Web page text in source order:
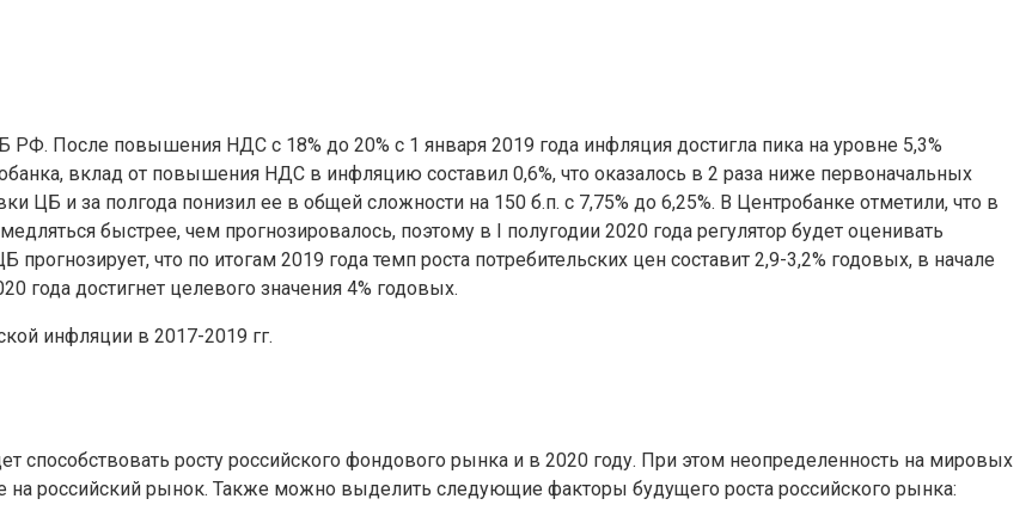
После повышения НДС с 18% до 20% с 1 января 2019 года инфляция достигла пика на уровне 5,3%
вклад от повышения НДС в инфляцию составил 0,6%, что оказалось в 2 раза ниже первоначальных
ЦБ и за полгода понизил ее в общей сложности на 150 б.п. с 7,75% до 6,25%. В Центробанке отметили, что в
быстрее, чем прогнозировалось, поэтому в I полугодии 2020 года регулятор будет оценивать
что по итогам 2019 года темп роста потребительских цен составит 2,9-3,2% годовых, в начале
года достигнет целевого значения 4% годовых.
инфляции в 2017-2019 гг.
способствовать росту российского фондового рынка и в 2020 году. При этом неопределенность на мировых
на российский рынок. Также можно выделить следующие факторы будущего роста российского рынка: